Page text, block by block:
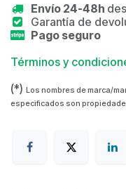
Envío 24-48h
Garantía de
Pago seguro
Términos y
(*) Los nombres de marca/
especificados son